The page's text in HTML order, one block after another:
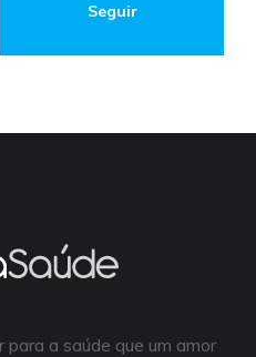
Seguir
a saúde que um amor